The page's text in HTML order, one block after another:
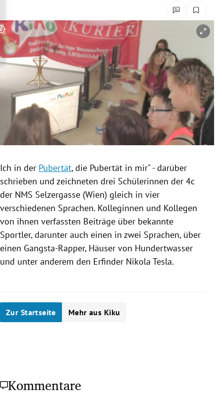
Untermenü
Untermenü
Untermenü
Untermenü
Untermenü
Untermenü
Copyright-Hinweis öffnen/schließen
Ich in der Pubertät, die Pubertät in mir" - darüber
schrieben und zeichneten drei Schülerinnen der 4c
der NMS Selzergasse (Wien) gleich in vier
verschiedenen Sprachen. Kolleginnen und Kollegen
von ihnen verfassten Beiträge über bekannte
Sportler, darunter auch einen in zwei Sprachen, über
einen Gangsta-Rapper, Häuser von Hundertwasser
und unter anderem den Erfinder Nikola Tesla.
Zur Startseite Mehr aus Kiku
Kommentare